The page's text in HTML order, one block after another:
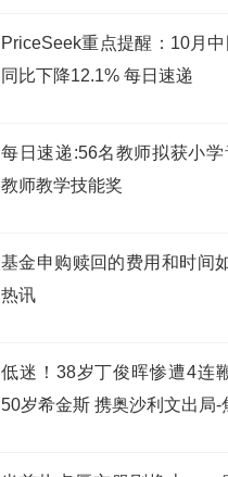
PriceSeek重点提醒：10月
同比下降12.1% 每日速递
每日速递:56名教师拟获小
教师教学技能奖
基金申购赎回的费用和时间
热讯
低迷！38岁丁俊晖惨遭4连
50岁希金斯 携奥沙利文出局-